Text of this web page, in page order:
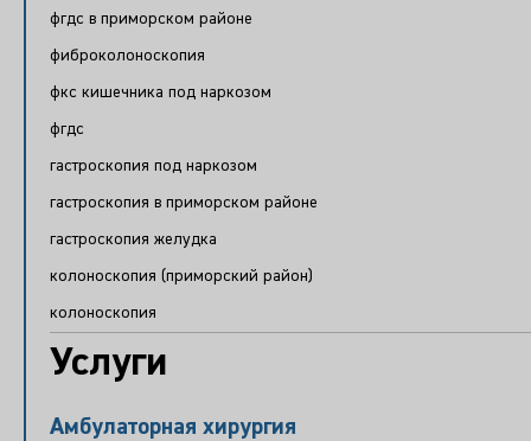
фгдс в приморском районе
фиброколоноскопия
фкс кишечника под наркозом
фгдс
гастроскопия под наркозом
гастроскопия в приморском районе
гастроскопия желудка
колоноскопия (приморский район)
колоноскопия
Услуги
Амбулаторная хирургия